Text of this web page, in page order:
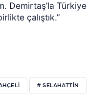
Demirtaş’la Türkiye
çalıştık.”
# SELAHATTİN